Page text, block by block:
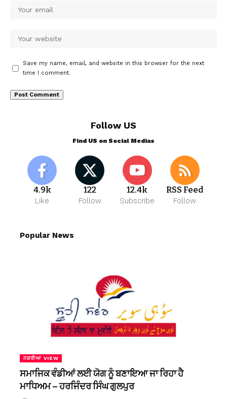
Save my name, email, and website in this browser for the next
time I comment.
Follow US
Find US on Social Medias
4.9k
Like
122
Follow
12.4k
Subscribe
RSS Feed
Follow
Popular News
ਨਜ਼ਰੀਆ VIEW
ਸਮਾਜਿਕ ਵੰਡੀਆਂ ਲਈ ਯੋਗ ਨੂੰ ਬਣਾਇਆ ਜਾ ਰਿਹਾ ਹੈ
ਮਾਧਿਅਮ – ਹਰਜਿੰਦਰ ਸਿੰਘ ਗੁਲਪੁਰ